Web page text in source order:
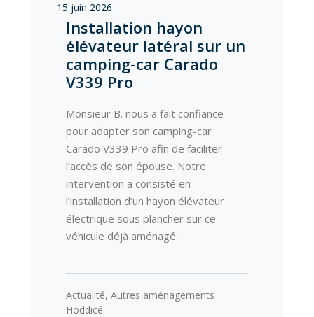
15 juin 2026
Installation hayon
élévateur latéral sur un
camping-car Carado
V339 Pro
Monsieur B. nous a fait confiance
pour adapter son camping-car
Carado V339 Pro afin de faciliter
l’accès de son épouse. Notre
intervention a consisté en
l’installation d’un hayon élévateur
électrique sous plancher sur ce
véhicule déjà aménagé.
Actualité, Autres aménagements
Hoddicé